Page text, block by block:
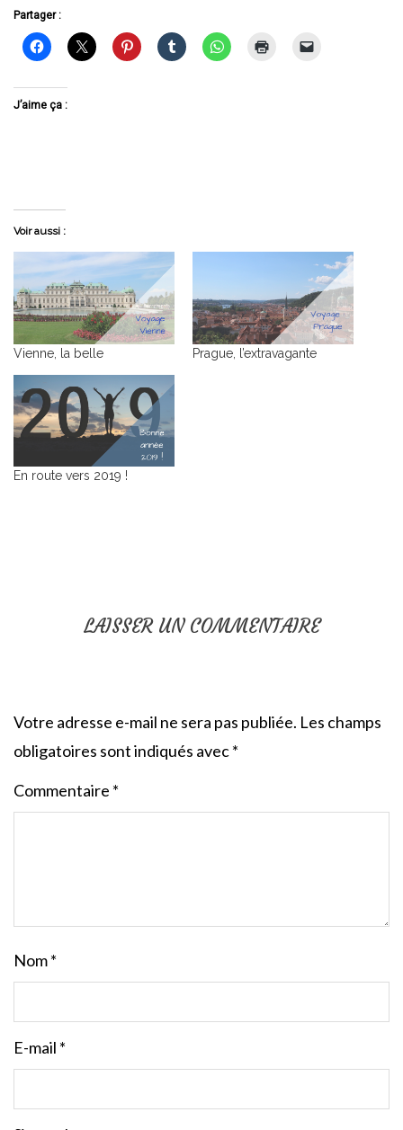
Partager :
J’aime ça :
Voir aussi :
Vienne, la belle Prague, l’extravagante
En route vers 2019 !
LAISSER UN COMMENTAIRE
Votre adresse e-mail ne sera pas publiée. Les champs
obligatoires sont indiqués avec*
Commentaire *
Nom*
E-mail *